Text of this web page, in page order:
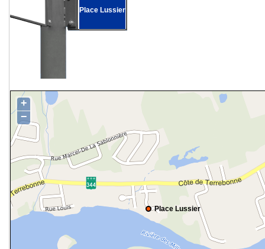
Place Lussier
Place Lussier
+
−